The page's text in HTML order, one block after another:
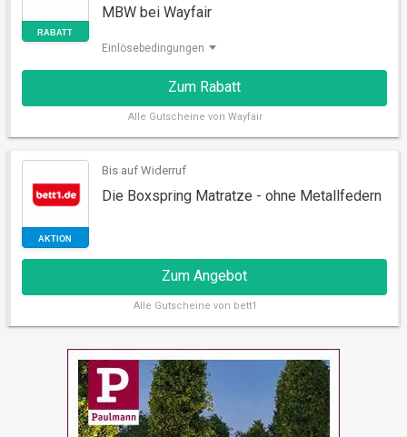
MBW bei Wayfair
Einlösebedingungen
Zum Rabatt
Alle Gutscheine von Wayfair
AKTION
Bis auf Widerruf
Die Boxspring Matratze - ohne Metallfedern
Zum Angebot
Alle Gutscheine von bett1